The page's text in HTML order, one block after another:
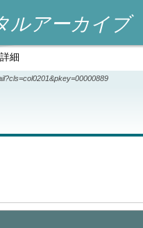
ルアーカイブ
細